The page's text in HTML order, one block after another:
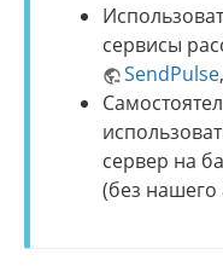
сервисы
SendPulse,
сервер на
(без